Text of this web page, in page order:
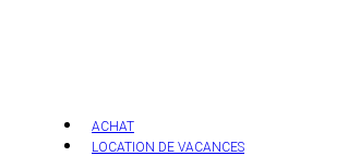
ACHAT
LOCATION DE VACANCES